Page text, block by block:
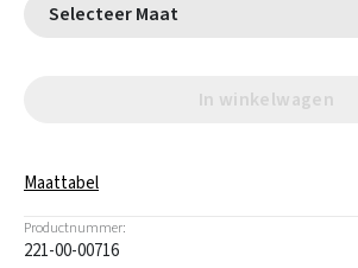
Selecteer Maat
In winkelwagen
Maattabel
Productnummer:
221-00-00716